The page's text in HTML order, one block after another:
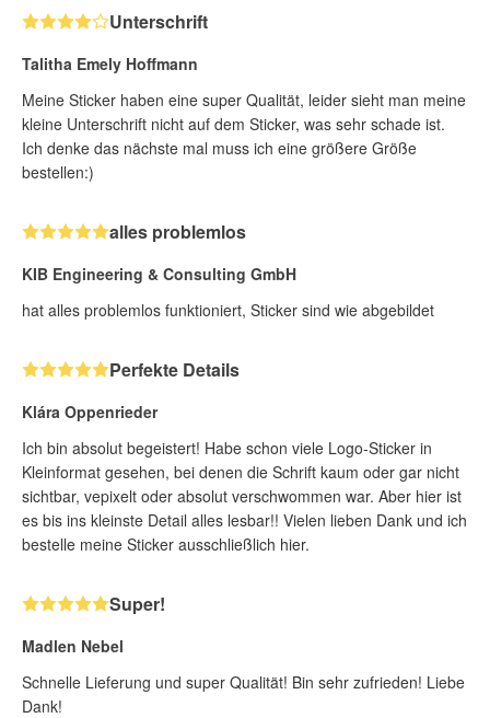
Unterschrift
Talitha Emely Hoffmann
Meine Sticker haben eine super Qualität, leider sieht man meine
kleine Unterschrift nicht auf dem Sticker, was sehr schade ist.
Ich denke das nächste mal muss ich eine größere Größe
bestellen:)
alles problemlos
KIB Engineering & Consulting GmbH
hat alles problemlos funktioniert, Sticker sind wie abgebildet
Perfekte Details
Klára Oppenrieder
Ich bin absolut begeistert! Habe schon viele Logo-Sticker in
Kleinformat gesehen, bei denen die Schrift kaum oder gar nicht
sichtbar, vepixelt oder absolut verschwommen war. Aber hier ist
es bis ins kleinste Detail alles lesbar!! Vielen lieben Dank und ich
bestelle meine Sticker ausschließlich hier.
Super!
Madlen Nebel
Schnelle Lieferung und super Qualität! Bin sehr zufrieden! Liebe
Dank!